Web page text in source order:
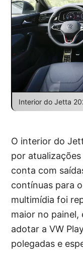
Interior do Jetta
O interior do
por
conta com
contínuas para
multimídia foi
maior no painel,
adotar a VW
polegadas e